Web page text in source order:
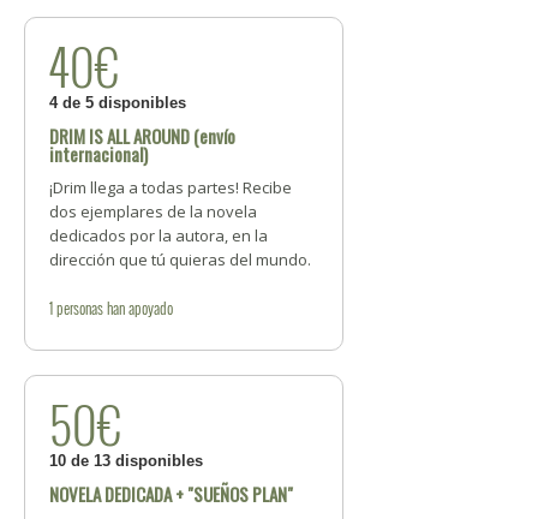
40€
4 de 5 disponibles
DRIM IS ALL AROUND (envío
internacional)
¡Drim llega a todas partes! Recibe
dos ejemplares de la novela
dedicados por la autora, en la
dirección que tú quieras del mundo.
1personashan apoyado
50€
10 de 13 disponibles
NOVELA DEDICADA + "SUEÑOS PLAN"